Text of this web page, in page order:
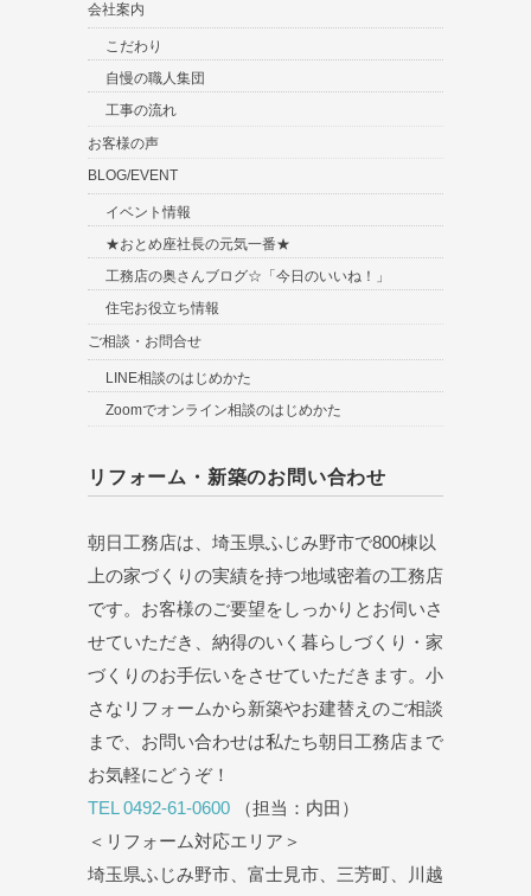
会社案内
こだわり
自慢の職人集団
工事の流れ
お客様の声
BLOG/EVENT
イベント情報
★おとめ座社長の元気一番★
工務店の奥さんブログ☆「今日のいいね！」
住宅お役立ち情報
ご相談・お問合せ
LINE相談のはじめかた
Zoomでオンライン相談のはじめかた
リフォーム・新築のお問い合わせ
朝日工務店は、埼玉県ふじみ野市で800棟以
上の家づくりの実績を持つ地域密着の工務店
です。お客様のご要望をしっかりとお伺いさ
せていただき、納得のいく暮らしづくり・家
づくりのお手伝いをさせていただきます。小
さなリフォームから新築やお建替えのご相談
まで、お問い合わせは私たち朝日工務店まで
お気軽にどうぞ！
TEL 0492-61-0600 （担当：内田）
＜リフォーム対応エリア＞
埼玉県ふじみ野市、富士見市、三芳町、川越